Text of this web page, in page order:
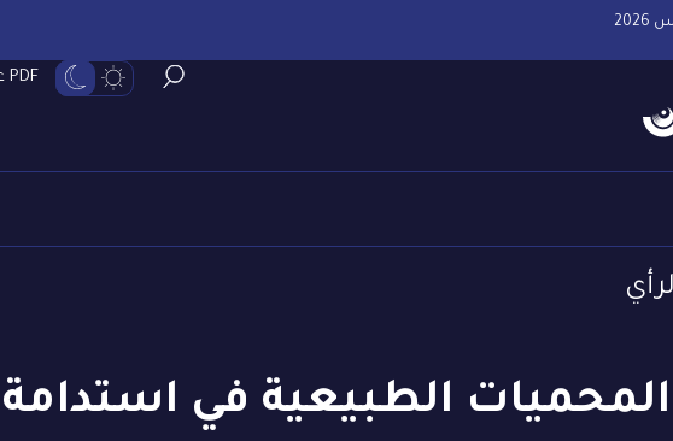
PDF عدد اليوم
المحميات الطبيعية في